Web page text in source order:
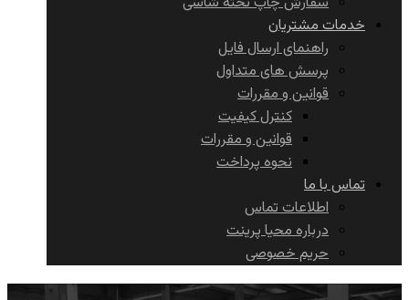
خدمات مشتریان
راهنمای ارسال فایل
پرسش های متداول
قوانین و مقررات
کنترل کیفیت
قوانین و مقررات
نحوه پرداخت
تماس با ما
اطلاعات تماس
درباره محیا پرینت
حریم خصوصی